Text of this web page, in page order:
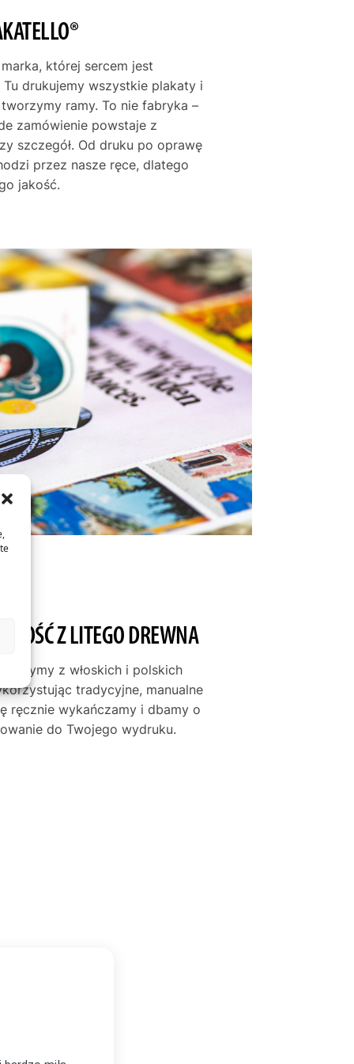
której sercem jest
drukujemy wszystkie plakaty i
ramy. To nie fabryka –
zamówienie powstaje z
szczegół. Od druku po oprawę
przez nasze ręce, dlatego
jakość.
Z LITEGO DREWNA
z włoskich i polskich
tradycyjne, manualne
ręcznie wykańczamy i dbamy o
do Twojego wydruku.